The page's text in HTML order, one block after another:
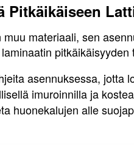
Pitkäikäiseen
materiaali, sen
pitkäikäisyyden
asennuksessa, jotta
imuroinnilla ja
huonekalujen alle